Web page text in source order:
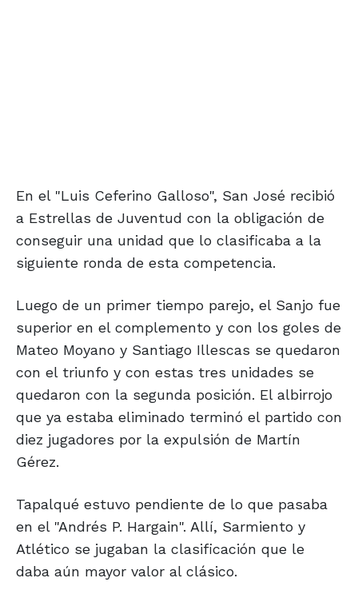
En el "Luis Ceferino Galloso", San José recibió
a Estrellas de Juventud con la obligación de
conseguir una unidad que lo clasificaba a la
siguiente ronda de esta competencia.
Luego de un primer tiempo parejo, el Sanjo fue
superior en el complemento y con los goles de
Mateo Moyano y Santiago Illescas se quedaron
con el triunfo y con estas tres unidades se
quedaron con la segunda posición. El albirrojo
que ya estaba eliminado terminó el partido con
diez jugadores por la expulsión de Martín
Gérez.
Tapalqué estuvo pendiente de lo que pasaba
en el "Andrés P. Hargain". Allí, Sarmiento y
Atlético se jugaban la clasificación que le
daba aún mayor valor al clásico.